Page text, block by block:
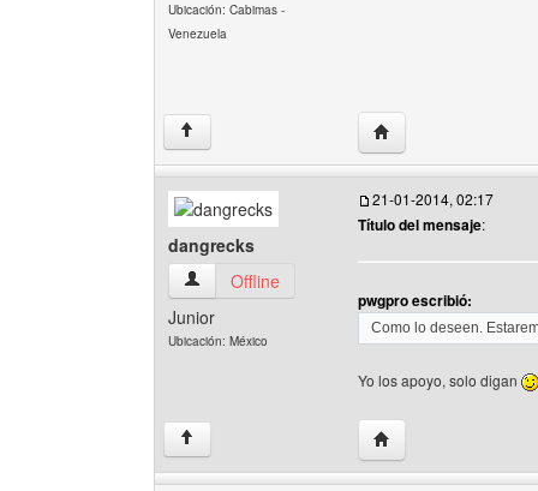
Ubicación: Cabimas -
Venezuela
↑ Visitar sitio web del
dangrecks
dangrecks Ver perfil del usuario
Offline
Junior
Ubicación: México
21-01-2014, 02:17
Título del mensaje:
pwgpro escribió:
Como lo deseen.
Yo los apoyo, solo digan
↑ Visitar sitio web del